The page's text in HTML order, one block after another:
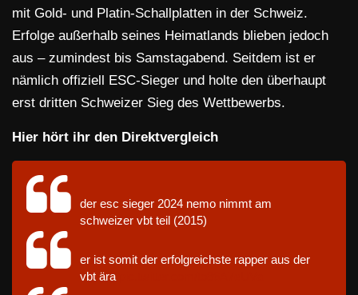
mit Gold- und Platin-Schallplatten in der Schweiz.
Erfolge außerhalb seines Heimatlands blieben jedoch
aus – zumindest bis Samstagabend. Seitdem ist er
nämlich offiziell ESC-Sieger und holte den überhaupt
erst dritten Schweizer Sieg des Wettbewerbs.
Hier hört ihr den Direktvergleich
der esc sieger 2024 nemo nimmt am
schweizer vbt teil (2015)
er ist somit der erfolgreichste rapper aus der
vbt ära